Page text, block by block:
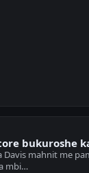
bukuroshe
Davis mahnit me
mbi…